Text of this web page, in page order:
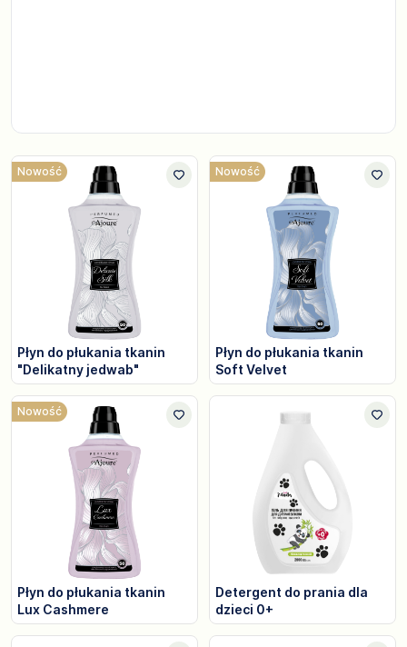
Nowość
Płyn do płukania tkanin
"Delikatny jedwab"
Nowość
Płyn do płukania tkanin
Soft Velvet
Nowość
Płyn do płukania tkanin
Lux Cashmere
Detergent do prania dla
dzieci 0+